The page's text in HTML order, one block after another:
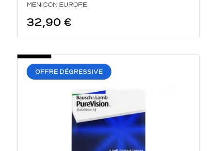
MENICON EUROPE
32,90 €
OFFRE DÉGRESSIVE